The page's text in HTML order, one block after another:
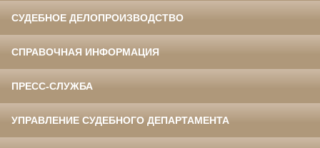
СУДЕБНОЕ ДЕЛОПРОИЗВОДСТВО
СПРАВОЧНАЯ ИНФОРМАЦИЯ
ПРЕСС-СЛУЖБА
УПРАВЛЕНИЕ СУДЕБНОГО ДЕПАРТАМЕНТА